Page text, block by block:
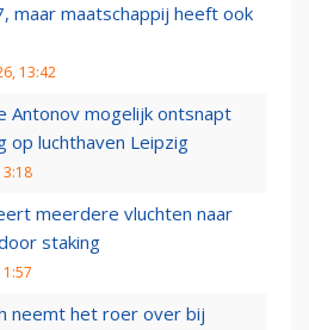
maar maatschappij heeft ook
13:42
Antonov mogelijk ontsnapt
op luchthaven Leipzig
meerdere vluchten naar
staking
neemt het roer over bij